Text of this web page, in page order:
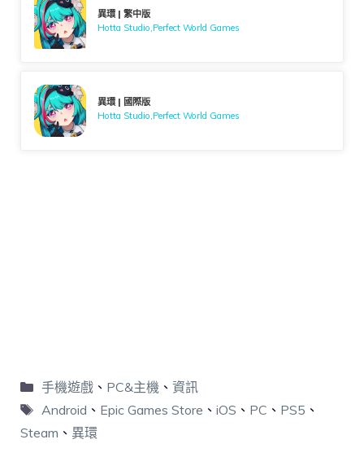
異環 | 繁中版
Hotta Studio,Perfect World Games
異環 | 國際版
Hotta Studio,Perfect World Games
手機遊戲、 PC&主機 、 資訊
Android 、 Epic Games Store 、 iOS 、 PC 、 PS5 、
Steam 、 異環